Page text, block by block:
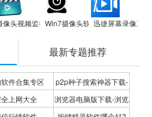
软件
像头视频监控软件Win7摄像头软件ECap迅捷屏幕录像工具
最新专题推荐
件合集专区
p2p种子搜索神器下载-
P2P种子搜索神器专题
上网大全
浏览器电脑版下载-浏览